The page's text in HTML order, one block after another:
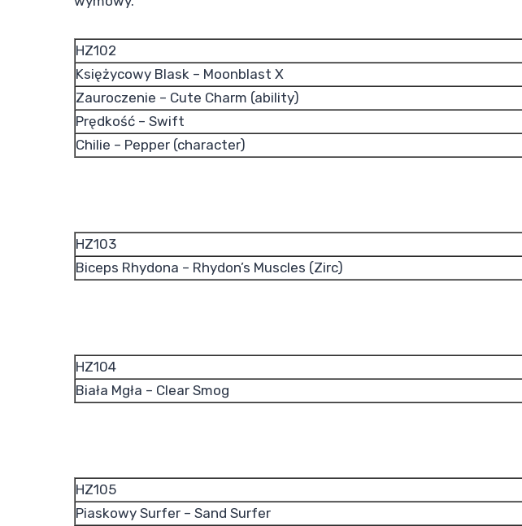
HZ102
Księżycowy Blask – Moonblast X
Zauroczenie – Cute Charm (ability)
Prędkość – Swift
Chilie – Pepper (character)
HZ103
Biceps Rhydona – Rhydon’s Muscles (Zirc)
HZ104
Biała Mgła – Clear Smog
HZ105
Piaskowy Surfer – Sand Surfer